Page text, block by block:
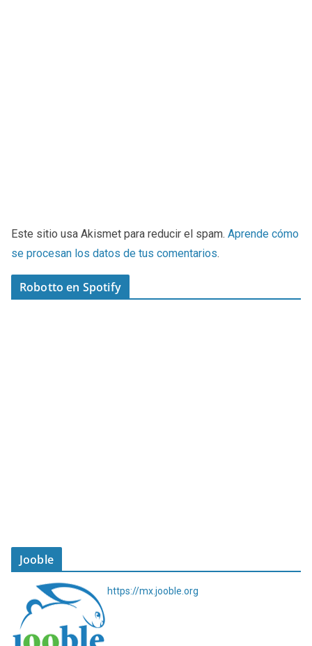
Este sitio usa Akismet para reducir el spam. Aprende cómo
se procesan los datos de tus comentarios.
Robotto en Spotify
Jooble
https://mx.jooble.org